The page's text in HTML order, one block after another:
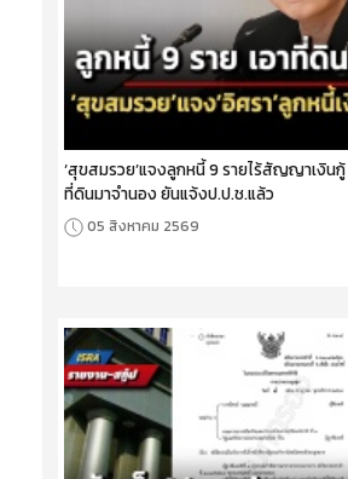
‘สุขสมรวย’แจงลูกหนี้ 9 รายไร้สัญญาเงินกู้
ที่ดินมาจำนอง ยันแจ้งป.ป.ช.แล้ว
05 สิงหาคม 2569